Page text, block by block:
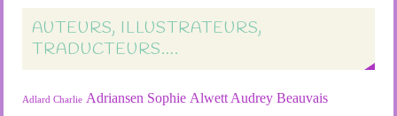
AUTEURS, ILLUSTRATEURS,
TRADUCTEURS….
Adlard Charlie Adriansen Sophie Alwett Audrey Beauvais